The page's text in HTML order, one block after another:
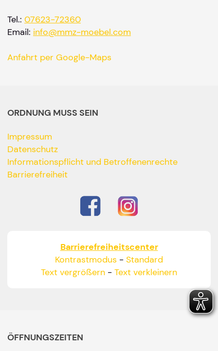
Tel.: 07623-72360
Email: info@mmz-moebel.com
Anfahrt per Google-Maps
ORDNUNG MUSS SEIN
Impressum
Datenschutz
Informationspflicht und Betroffenenrechte
Barrierefreiheit
Barrierefreiheitscenter
Kontrastmodus - Standard
Text vergrößern - Text verkleinern
ÖFFNUNGSZEITEN